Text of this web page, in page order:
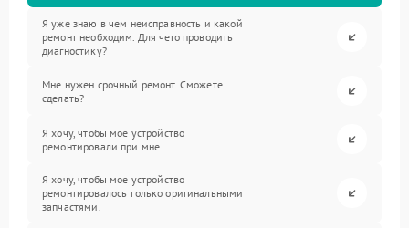
Я уже знаю в чем неисправность и какой
ремонт необходим. Для чего проводить
диагностику?
Мне нужен срочный ремонт. Сможете
сделать?
Я хочу, чтобы мое устройство
ремонтировали при мне.
Я хочу, чтобы мое устройство
ремонтировалось только оригинальными
запчастями.